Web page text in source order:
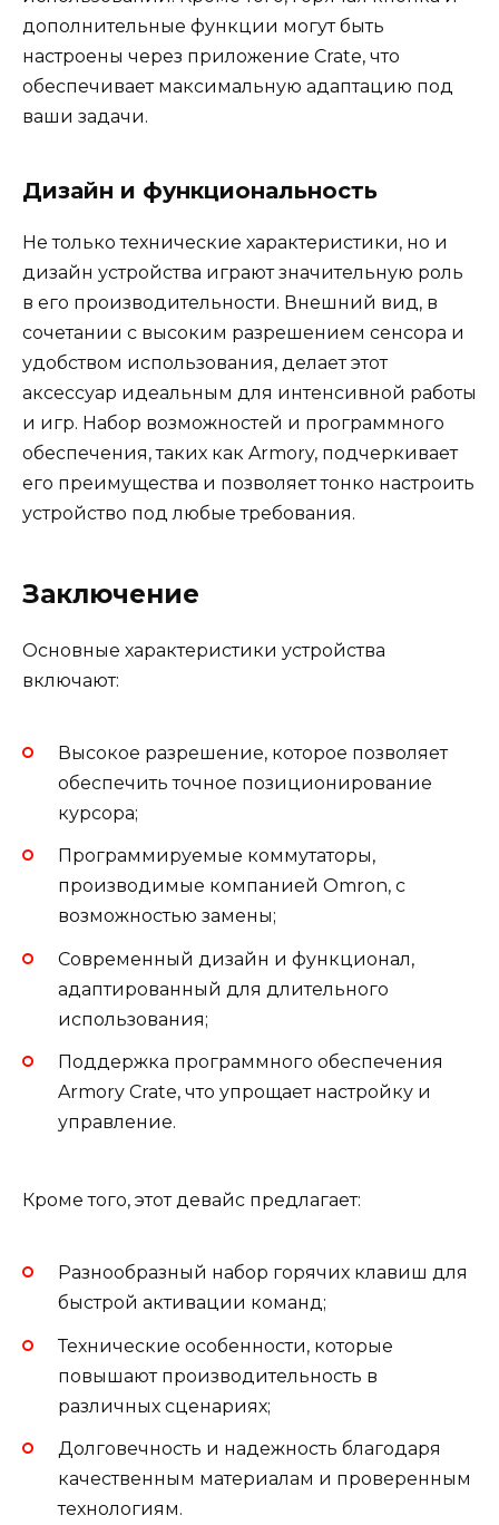
дополнительные функции могут быть
настроены через приложение Crate, что
обеспечивает максимальную адаптацию под
ваши задачи.
Дизайн и функциональность
Не только технические характеристики, но и
дизайн устройства играют значительную роль
в его производительности. Внешний вид, в
сочетании с высоким разрешением сенсора и
удобством использования, делает этот
аксессуар идеальным для интенсивной работы
и игр. Набор возможностей и программного
обеспечения, таких как Armory, подчеркивает
его преимущества и позволяет тонко настроить
устройство под любые требования.
Заключение
Основные характеристики устройства
включают:
Высокое разрешение, которое позволяет
обеспечить точное позиционирование
курсора;
Программируемые коммутаторы,
производимые компанией Omron, с
возможностью замены;
Современный дизайн и функционал,
адаптированный для длительного
использования;
Поддержка программного обеспечения
Armory Crate, что упрощает настройку и
управление.
Кроме того, этот девайс предлагает:
Разнообразный набор горячих клавиш для
быстрой активации команд;
Технические особенности, которые
повышают производительность в
различных сценариях;
Долговечность и надежность благодаря
качественным материалам и проверенным
технологиям.